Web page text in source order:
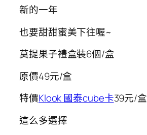
新的一年
也要甜甜蜜美下往喔~
莫提果子禮盒裝6個/盒
原價49元/盒
特價Klook 國泰cube卡39元/盒
這么多選擇